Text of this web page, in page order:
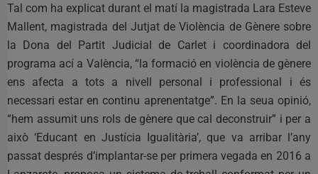
Tal com ha explicat durant el matí la magistrada Lara Esteve
Mallent, magistrada del Jutjat de Violència de Gènere sobre
la Dona del Partit Judicial de Carlet i coordinadora del
programa ací a València, “la formació en violència de gènere
ens afecta a tots a nivell personal i professional i és
necessari estar en continu aprenentatge”. En la seua opinió,
“hem assumit uns rols de gènere que cal deconstruir” i per a
això ‘Educant en Justícia Igualitària’, que va arribar l’any
passat després d’implantar-se per primera vegada en 2016 a